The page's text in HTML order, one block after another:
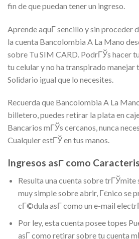
fin de que puedan tener un ingreso.
Aprende aquГ­ sencillo y sin proceder
la cuenta Bancolombia A La Mano
sobre Tu SIM CARD. PodrГЎs hacer
tu celular y no ha transpirado manejar
Solidario igual que lo necesites.
Recuerda que Bancolombia A La
billetero, puedes retirar la plata en
Bancarios mГЎs cercanos, nunca
Cualquier estГЎ en tus manos.
Ingresos asГ­ como
Resulta una cuenta sobre trГЎmite
muy simple sobre abrir, Гєnico se
cГ©dula asГ­ como un e-mail
Por ley, esta cuenta posee topes
asГ­ como retirar sobre tu cuenta